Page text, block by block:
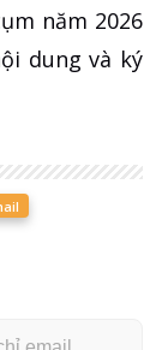
năm 2026
dung và ký